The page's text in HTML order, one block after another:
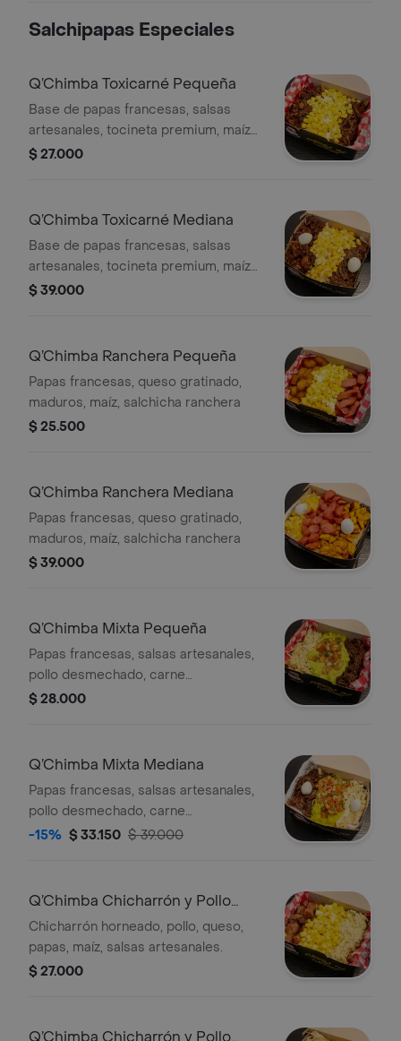
Salchipapas Especiales
Q’Chimba Toxicarné Pequeña
Base de papas francesas, salsas
artesanales, tocineta premium, maíz
salteado, carne desmechada y salsas
$ 27.000
Q’Chimba Toxicarné Mediana
Base de papas francesas, salsas
artesanales, tocineta premium, maíz
salteado, carne desmechada
$ 39.000
Q’Chimba Ranchera Pequeña
Papas francesas, queso gratinado,
maduros, maíz, salchicha ranchera
$ 25.500
Q’Chimba Ranchera Mediana
Papas francesas, queso gratinado,
maduros, maíz, salchicha ranchera
$ 39.000
Q’Chimba Mixta Pequeña
Papas francesas, salsas artesanales,
pollo desmechado, carne
desmechada, guacamole y pico de
$ 28.000
Q’Chimba Mixta Mediana
Papas francesas, salsas artesanales,
pollo desmechado, carne
desmechada, guacamole y pico de
-15% $ 33.150 $ 39.000
Q’Chimba Chicharrón y Pollo
Pequeña
Chicharrón horneado, pollo, queso,
papas, maíz, salsas artesanales.
$ 27.000
Q’Chimba Chicharrón y Pollo